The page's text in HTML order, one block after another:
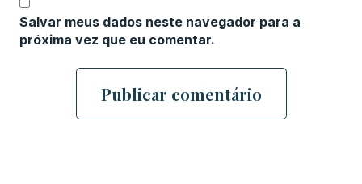
Salvar meus dados neste navegador para a
próxima vez que eu comentar.